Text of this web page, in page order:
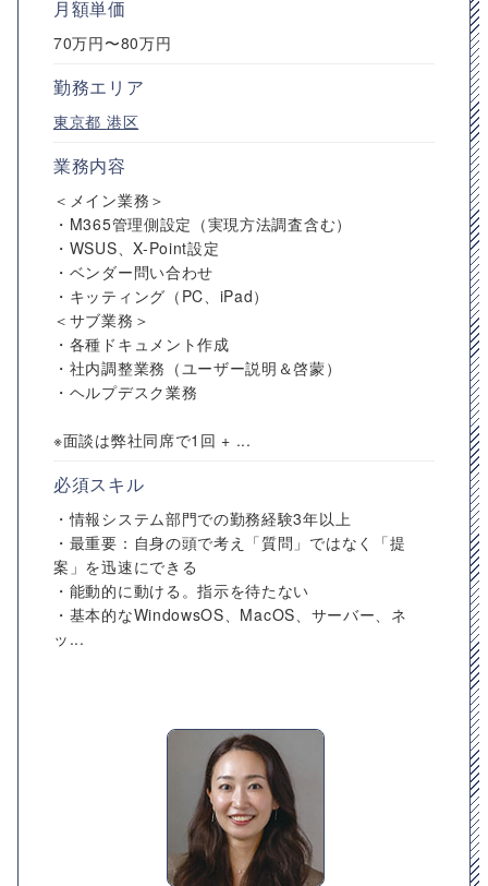
月額単価
70万円〜80万円
勤務エリア
東京都 港区
業務内容
＜メイン業務＞
・M365管理側設定（実現方法調査含む）
・WSUS、X-Point設定
・ベンダー問い合わせ
・キッティング（PC、iPad）
＜サブ業務＞
・各種ドキュメント作成
・社内調整業務（ユーザー説明＆啓蒙）
・ヘルプデスク業務
※面談は弊社同席で1回 + ...
必須スキル
・情報システム部門での勤務経験3年以上
・最重要：自身の頭で考え「質問」ではなく「提
案」を迅速にできる
・能動的に動ける。指示を待たない
・基本的なWindowsOS、MacOS、サーバー、ネ
ッ...